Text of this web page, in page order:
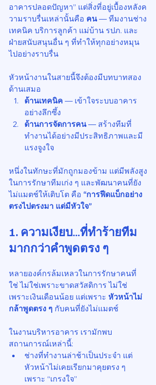
อาคารปลอดปัญหา” แต่สิ่งที่อยู่เบื้องหลังค
วามราบรื่นเหล่านั้นคือ คน — ทีมงานช่าง
เทคนิค บริการลูกค้า แม่บ้าน รปภ. และ
ฝ่ายสนับสนุนอื่น ๆ ที่ทำให้ทุกอย่างหมุน
ไปอย่างราบรื่น
หัวหน้างานในสายนี้จึงต้องมีบทบาทสอง
ด้านเสมอ
ด้านเทคนิค — เข้าใจระบบอาคาร
อย่างลึกซึ้ง
ด้านการจัดการคน — สร้างทีมที่
ทำงานได้อย่างมีประสิทธิภาพและมี
แรงจูงใจ
หนึ่งในทักษะที่มักถูกมองข้าม แต่มีพลังสูง
ในการรักษาทีมเก่ง ๆ และพัฒนาคนที่ยัง
ไม่แมตช์ให้เติบโต คือ “การฟีดแบ็กอย่าง
ตรงไปตรงมา แต่มีหัวใจ”
1. ความเงียบ…ที่ทำร้ายทีม
มากกว่าคำพูดตรง ๆ
หลายองค์กรล้มเหลวในการรักษาคนที่
ใช่ ไม่ใช่เพราะขาดสวัสดิการ ไม่ใช่
เพราะเงินเดือนน้อย แต่เพราะ หัวหน้าไม่
กล้าพูดตรง ๆ กับคนที่ยังไม่แมตช์
ในงานบริหารอาคาร เรามักพบ
สถานการณ์เหล่านี้:
ช่างที่ทำงานล่าช้าเป็นประจำ แต่
หัวหน้าไม่เคยเรียกมาคุยตรง ๆ
เพราะ “เกรงใจ”